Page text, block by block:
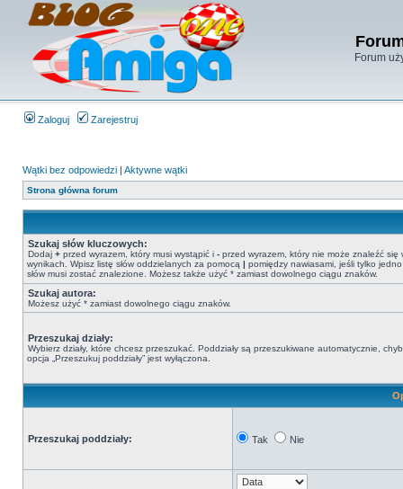
Forum
Zaloguj Zarejestruj
Wątki bez odpowiedzi | Aktywne wątki
Strona główna forum
Szukaj słów kluczowych:
Dodaj + przed wyrazem, który musi wystąpić i - przed wyrazem, który nie może znaleźć się
wynikach. Wpisz listę słów oddzielanych za pomocą | pomiędzy nawiasami, jeśli tylko
słów musi zostać znalezione. Możesz także użyć * zamiast dowolnego ciągu znaków.
Szukaj autora:
Możesz użyć * zamiast dowolnego ciągu znaków.
Przeszukaj działy:
Wybierz działy, które chcesz przeszukać. Poddziały są przeszukiwane automatycznie,
opcja „Przeszukuj poddziały” jest wyłączona.
Przeszukaj poddziały: Tak Nie